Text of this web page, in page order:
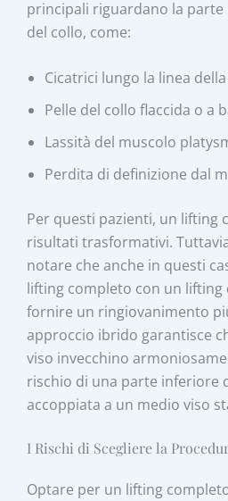
principali riguardano la parte
del collo, come:
Cicatrici lungo la linea
Pelle del collo flaccida o a
Lassità del muscolo
Perdita di definizione dal
Per questi pazienti, un lifting
risultati trasformativi.
notare che anche in questi
lifting completo con un lifting
fornire un ringiovanimento
approccio ibrido garantisce
viso invecchino
rischio di una parte inferiore
accoppiata a un medio viso
I Rischi di Scegliere la
Optare per un lifting